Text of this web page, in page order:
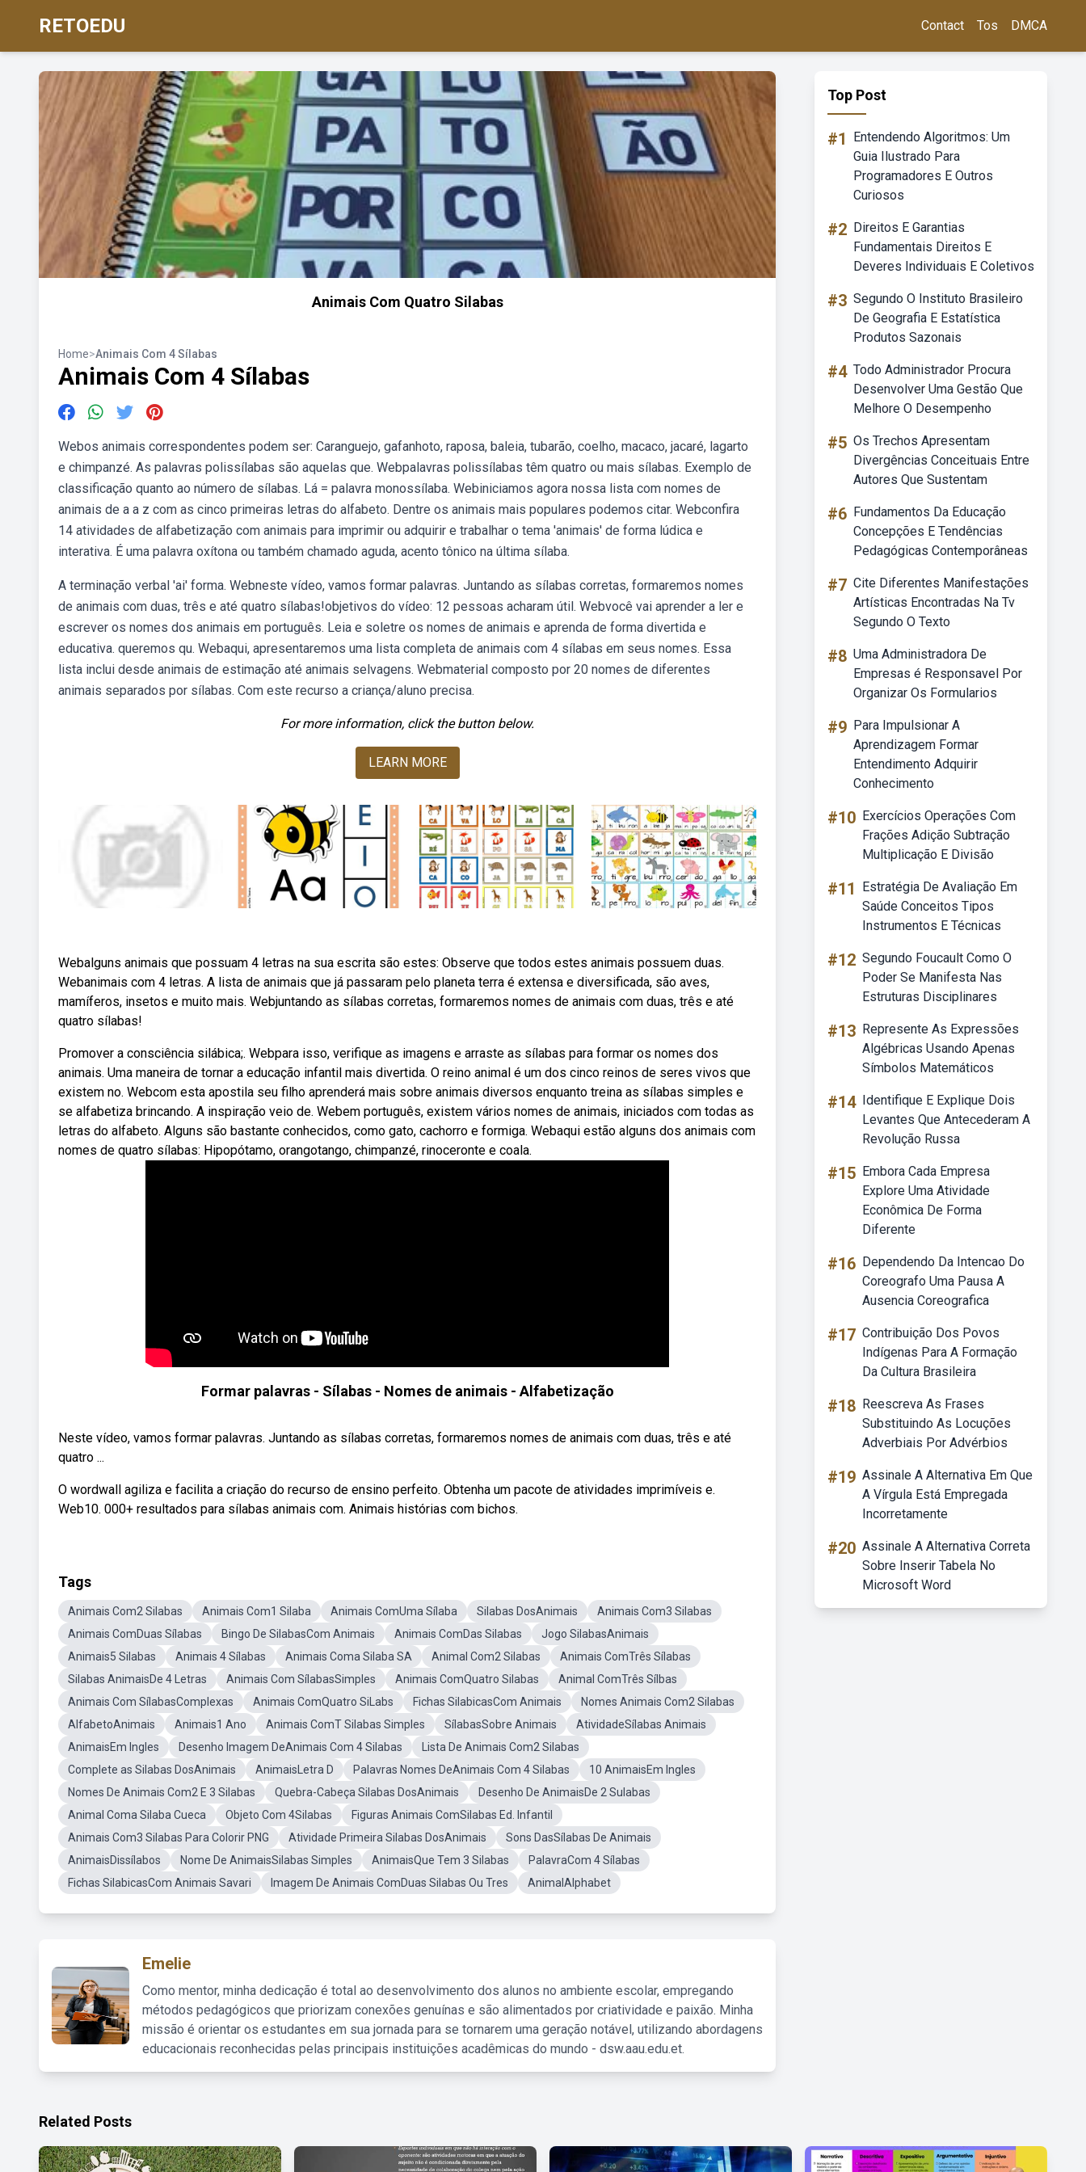
RETOEDU Contact Tos DMCA
Animais Com Quatro Silabas
Home>Animais Com 4 Sílabas
Animais Com 4 Sílabas
Webos animais correspondentes podem ser: Caranguejo, gafanhoto, raposa, baleia, tubarão, coelho, macaco, jacaré, lagarto
e chimpanzé. As palavras polissílabas são aquelas que. Webpalavras polissílabas têm quatro ou mais sílabas. Exemplo de
classificação quanto ao número de sílabas. Lá = palavra monossílaba. Webiniciamos agora nossa lista com nomes de
animais de a a z com as cinco primeiras letras do alfabeto. Dentre os animais mais populares podemos citar. Webconfira
14 atividades de alfabetização com animais para imprimir ou adquirir e trabalhar o tema 'animais' de forma lúdica e
interativa. É uma palavra oxítona ou também chamado aguda, acento tônico na última sílaba.
A terminação verbal 'ai' forma. Webneste vídeo, vamos formar palavras. Juntando as sílabas corretas, formaremos nomes
de animais com duas, três e até quatro sílabas!objetivos do vídeo: 12 pessoas acharam útil. Webvocê vai aprender a ler e
escrever os nomes dos animais em português. Leia e soletre os nomes de animais e aprenda de forma divertida e
educativa. queremos qu. Webaqui, apresentaremos uma lista completa de animais com 4 sílabas em seus nomes. Essa
lista inclui desde animais de estimação até animais selvagens. Webmaterial composto por 20 nomes de diferentes
animais separados por sílabas. Com este recurso a criança/aluno precisa.
For more information, click the button below.
LEARN MORE
Webalguns animais que possuam 4 letras na sua escrita são estes: Observe que todos estes animais possuem duas.
Webanimais com 4 letras. A lista de animais que já passaram pelo planeta terra é extensa e diversificada, são aves,
mamíferos, insetos e muito mais. Webjuntando as sílabas corretas, formaremos nomes de animais com duas, três e até
quatro sílabas!
Promover a consciência silábica;. Webpara isso, verifique as imagens e arraste as sílabas para formar os nomes dos
animais. Uma maneira de tornar a educação infantil mais divertida. O reino animal é um dos cinco reinos de seres vivos que
existem no. Webcom esta apostila seu filho aprenderá mais sobre animais diversos enquanto treina as sílabas simples e
se alfabetiza brincando. A inspiração veio de. Webem português, existem vários nomes de animais, iniciados com todas as
letras do alfabeto. Alguns são bastante conhecidos, como gato, cachorro e formiga. Webaqui estão alguns dos animais com
nomes de quatro sílabas: Hipopótamo, orangotango, chimpanzé, rinoceronte e coala.
Formar palavras - Sílabas - Nomes de animais - Alfabetização
Neste vídeo, vamos formar palavras. Juntando as sílabas corretas, formaremos nomes de animais com duas, três e até
quatro ...
O wordwall agiliza e facilita a criação do recurso de ensino perfeito. Obtenha um pacote de atividades imprimíveis e.
Web10. 000+ resultados para sílabas animais com. Animais histórias com bichos.
Tags
Animais Com2 Silabas Animais Com1 Silaba Animais ComUma Sílaba Silabas DosAnimais
Animais Com3 Silabas
Animais ComDuas Sílabas
Bingo De SilabasCom Animais Animais ComDas Silabas
Jogo SilabasAnimais
Animais5 Silabas
Animais 4 Sílabas Animais Coma Silaba SA Animal Com2 Silabas
Animais ComTrês Sílabas
Silabas AnimaisDe 4 Letras
Animais Com SílabasSimples Animais ComQuatro Silabas
Animal ComTrês Sílbas
Animais Com SílabasComplexas
Animais ComQuatro SiLabs Fichas SilabicasCom Animais
Nomes Animais Com2 Silabas
AlfabetoAnimais
Animais1 Ano Animais ComT Silabas Simples SílabasSobre Animais
AtividadeSílabas Animais
AnimaisEm Ingles
Desenho Imagem DeAnimais Com 4 Silabas
Lista De Animais Com2 Silabas
Complete as Silabas DosAnimais
AnimaisLetra D Palavras Nomes DeAnimais Com 4 Silabas
10 AnimaisEm Ingles
Nomes De Animais Com2 E 3 Silabas
Quebra-Cabeça Silabas DosAnimais
Desenho De AnimaisDe 2 Sulabas
Animal Coma Silaba Cueca
Objeto Com 4Silabas
Figuras Animais ComSilabas Ed. Infantil
Animais Com3 Silabas Para Colorir PNG
Atividade Primeira Silabas DosAnimais
Sons DasSílabas De Animais
AnimaisDissílabos
Nome De AnimaisSilabas Simples AnimaisQue Tem 3 Silabas
PalavraCom 4 Sílabas
Fichas SilabicasCom Animais Savari
Imagem De Animais ComDuas Silabas Ou Tres AnimalAlphabet
Emelie
Como mentor, minha dedicação é total ao desenvolvimento dos alunos no ambiente escolar, empregando
métodos pedagógicos que priorizam conexões genuínas e são alimentados por criatividade e paixão. Minha
missão é orientar os estudantes em sua jornada para se tornarem uma geração notável, utilizando abordagens
educacionais reconhecidas pelas principais instituições acadêmicas do mundo - dsw.aau.edu.et.
Top Post
#1
Entendendo Algoritmos: Um
Guia Ilustrado Para
Programadores E Outros
Curiosos
#2 Direitos E Garantias
Fundamentais Direitos E
Deveres Individuais E Coletivos
#3 Segundo O Instituto Brasileiro
De Geografia E Estatística
Produtos Sazonais
#4 Todo Administrador Procura
Desenvolver Uma Gestão Que
Melhore O Desempenho
#5 Os Trechos Apresentam
Divergências Conceituais Entre
Autores Que Sustentam
#6 Fundamentos Da Educação
Concepções E Tendências
Pedagógicas Contemporâneas
#7 Cite Diferentes Manifestações
Artísticas Encontradas Na Tv
Segundo O Texto
#8 Uma Administradora De
Empresas é Responsavel Por
Organizar Os Formularios
#9 Para Impulsionar A
Aprendizagem Formar
Entendimento Adquirir
Conhecimento
#10 Exercícios Operações Com
Frações Adição Subtração
Multiplicação E Divisão
#11
Estratégia De Avaliação Em
Saúde Conceitos Tipos
Instrumentos E Técnicas
#12 Segundo Foucault Como O
Poder Se Manifesta Nas
Estruturas Disciplinares
#13 Represente As Expressões
Algébricas Usando Apenas
Símbolos Matemáticos
#14 Identifique E Explique Dois
Levantes Que Antecederam A
Revolução Russa
#15 Embora Cada Empresa
Explore Uma Atividade
Econômica De Forma
Diferente
#16 Dependendo Da Intencao Do
Coreografo Uma Pausa A
Ausencia Coreografica
#17 Contribuição Dos Povos
Indígenas Para A Formação
Da Cultura Brasileira
#18 Reescreva As Frases
Substituindo As Locuções
Adverbiais Por Advérbios
#19 Assinale A Alternativa Em Que
A Vírgula Está Empregada
Incorretamente
#20 Assinale A Alternativa Correta
Sobre Inserir Tabela No
Microsoft Word
Related Posts